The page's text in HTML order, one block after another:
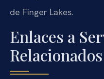
de Finger Lakes.
Enlaces a
Relacionados